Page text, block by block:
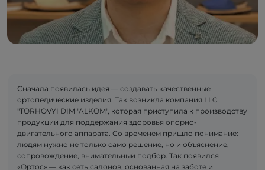
Сначала появилась идея — создавать качественные
ортопедические изделия. Так возникла компания LLC
"TORHOVYI DIM "ALKOM", которая приступила к производству
продукции для поддержания здоровья опорно-
двигательного аппарата. Со временем пришло понимание:
людям нужно не только само решение, но и объяснение,
сопровождение, внимательный подбор. Так появился
«Ортос» — как сеть салонов, основанная на заботе и